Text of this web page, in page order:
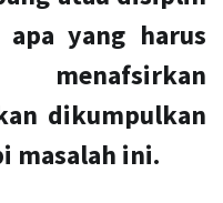
yang harus
dikumpulkan
masalah ini.